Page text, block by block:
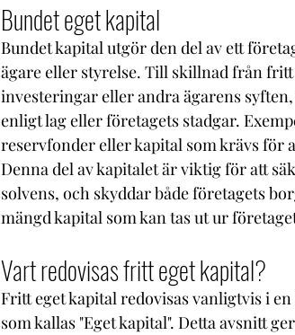
Bundet eget kapital
Bundet kapital utgör den del av ett
ägare eller styrelse. Till skillnad från
investeringar eller andra ägarens
enligt lag eller företagets stadgar.
reservfonder eller kapital som krävs för
Denna del av kapitalet är viktig för att
solvens, och skyddar både företagets
mängd kapital som kan tas ut ur
Vart redovisas fritt eget kapital?
Fritt eget kapital redovisas vanligtvis i
som kallas "Eget kapital". Detta avsnitt